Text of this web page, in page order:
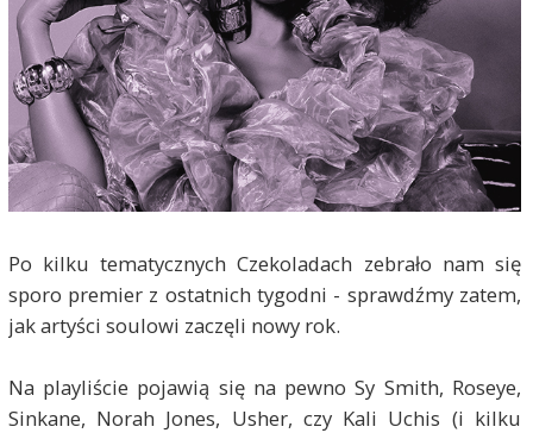
Po kilku tematycznych Czekoladach zebrało nam się
sporo premier z ostatnich tygodni - sprawdźmy zatem,
jak artyści soulowi zaczęli nowy rok.
Na playliście pojawią się na pewno Sy Smith, Roseye,
Sinkane, Norah Jones, Usher, czy Kali Uchis (i kilku